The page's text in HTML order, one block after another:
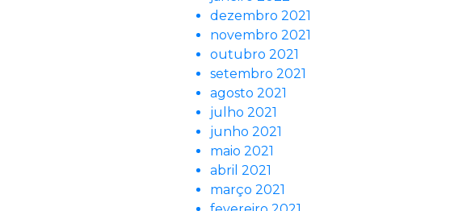
dezembro 2021
novembro 2021
outubro 2021
setembro 2021
agosto 2021
julho 2021
junho 2021
maio 2021
abril 2021
março 2021